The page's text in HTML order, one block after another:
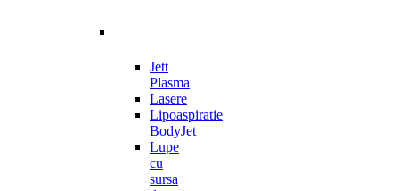
Jett
Plasma
Lasere
Lipoaspiratie
BodyJet
Lupe
cu
sursa